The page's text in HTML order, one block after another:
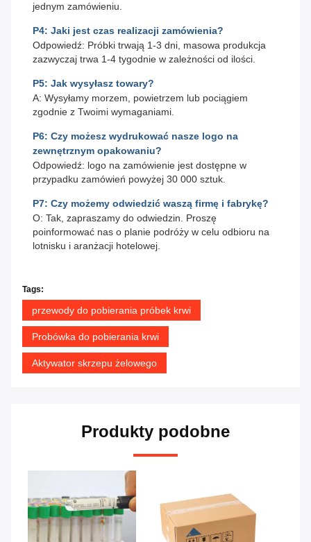
jednym zamówieniu.
P4: Jaki jest czas realizacji zamówienia?
Odpowiedź: Próbki trwają 1-3 dni, masowa produkcja
zazwyczaj trwa 1-4 tygodnie w zależności od ilości.
P5: Jak wysyłasz towary?
A: Wysyłamy morzem, powietrzem lub pociągiem
zgodnie z Twoimi wymaganiami.
P6: Czy możesz wydrukować nasze logo na
zewnętrznym opakowaniu?
Odpowiedź: logo na zamówienie jest dostępne w
przypadku zamówień powyżej 30 000 sztuk.
P7: Czy możemy odwiedzić waszą firmę i fabrykę?
O: Tak, zapraszamy do odwiedzin. Proszę
poinformować nas o planie podróży w celu odbioru na
lotnisku i aranżacji hotelowej.
Tags:
przewody do pobierania próbek krwi
Probówka do pobierania krwi
Aktywator skrzepu żelowego
Produkty podobne